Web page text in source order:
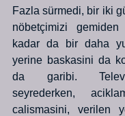
Fazla sürmedi, bir iki
nöbetçimizi gemiden
kadar da bir daha
yerine baskasini da
da garibi.
seyrederken,
calismasini, verilen